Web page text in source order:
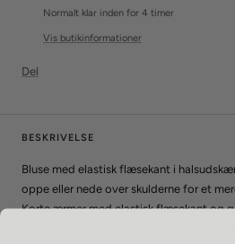
Normalt klar inden for 4 timer
Vis butikinformationer
Del
BESKRIVELSE
Bluse med elastisk flæsekant i
oppe eller nede over skulderne for et
Korte ærmer med elastisk flæsekant og